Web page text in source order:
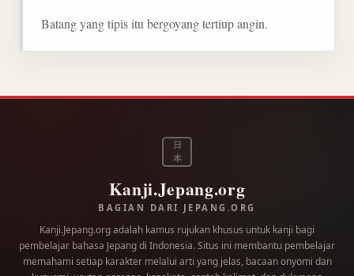
Batang yang tipis itu bergoyang tertiup angin.
日
本
Kanji.Jepang.org
BAGIAN DARI JEPANG.ORG
Kanji.Jepang.org adalah kamus rujukan khusus untuk kanji bagi
pembelajar bahasa Jepang di Indonesia. Situs ini membantu pembelajar
memahami setiap karakter melalui arti yang jelas, bacaan onyomi dan